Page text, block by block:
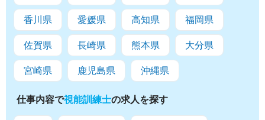
香川県 愛媛県 高知県 福岡県
佐賀県 長崎県 熊本県 大分県
宮崎県 鹿児島県 沖縄県
仕事内容で視能訓練士の求人を探す